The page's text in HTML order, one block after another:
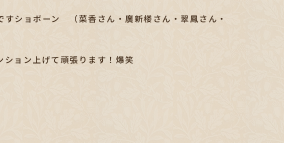
ショボーン （菜香さん・廣新楼さん・翠鳳さん・
ョン上げて頑張ります！爆笑